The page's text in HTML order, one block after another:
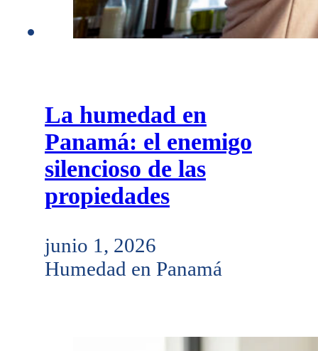
La humedad en
Panamá: el enemigo
silencioso de las
propiedades
junio 1, 2026
Humedad en Panamá